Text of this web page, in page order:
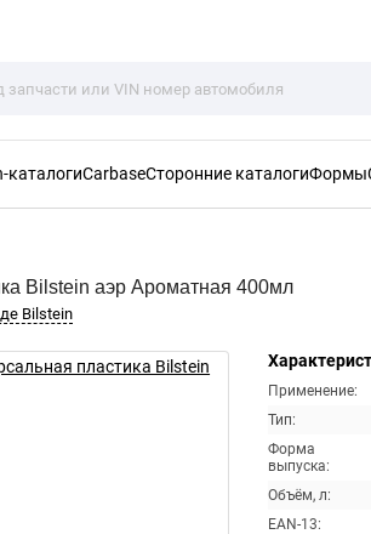
каталогиCarbaseСторонние каталогиФормы
Bilstein аэр Ароматная 400мл
Bilstein
Применение:
Тип:
Форма
выпуска:
Объём, л:
EAN-13: